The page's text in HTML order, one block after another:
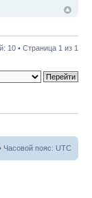
10 • Страница 1 из 1
Часовой пояс: UTC